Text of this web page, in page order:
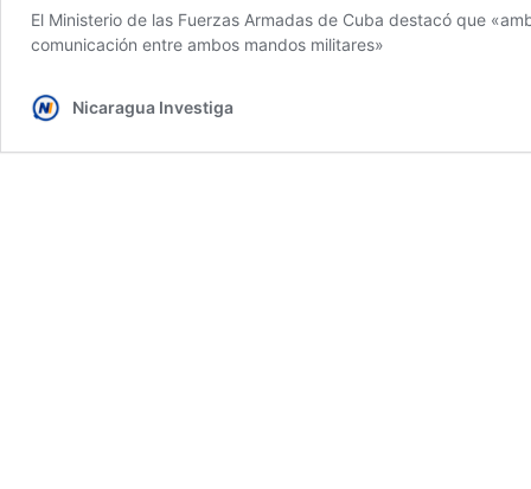
El Ministerio de las Fuerzas Armadas de Cuba destacó que
comunicación entre ambos mandos militares»
Nicaragua Investiga